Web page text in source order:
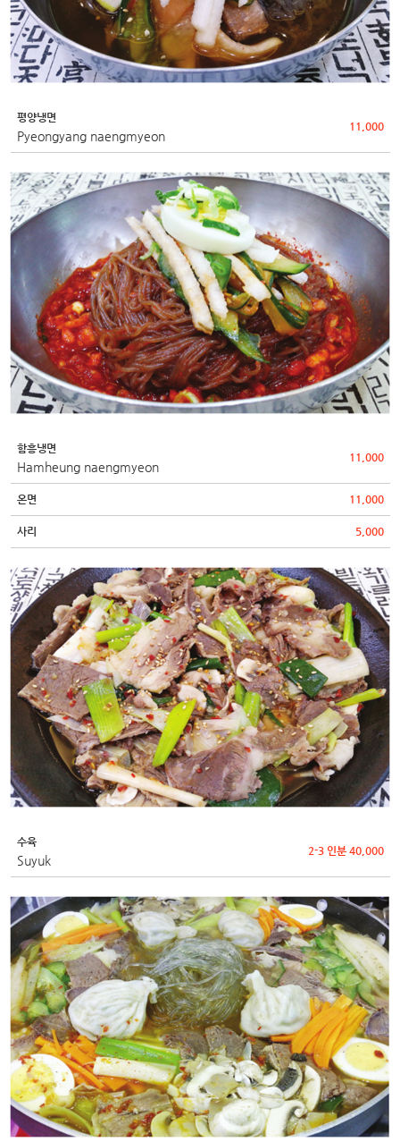
평양냉면
Pyeongyang naengmyeon
11,000
함흥냉면
Hamheung naengmyeon
11,000
온면 11,000
사리 5,000
수육
Suyuk
2-3 인분 40,000